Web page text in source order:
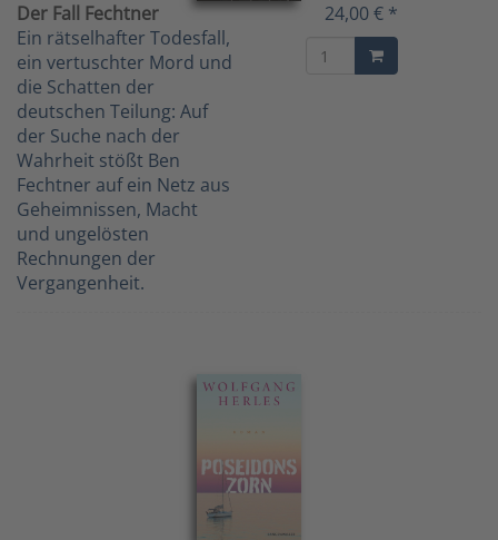
Der Fall Fechtner
Ein rätselhafter Todesfall,
ein vertuschter Mord und
die Schatten der
deutschen Teilung: Auf
der Suche nach der
Wahrheit stößt Ben
Fechtner auf ein Netz aus
Geheimnissen, Macht
und ungelösten
Rechnungen der
Vergangenheit.
24,00 € *